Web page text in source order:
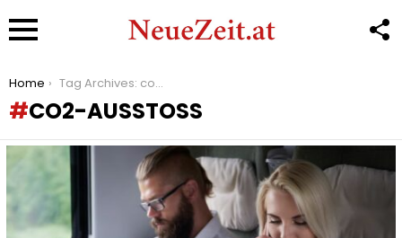
You are here:
Home Tag Archives: co2-ausstoß
CO2-AUSSTOSS
LATEST
STORIES